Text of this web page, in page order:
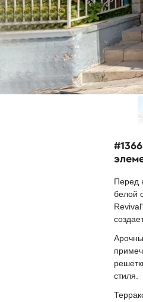
Перед
белой
стиля.